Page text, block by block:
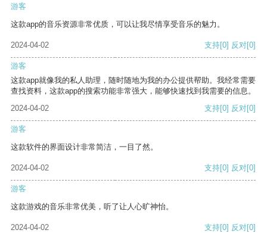
游客
这款app的音乐资源非常优质，可以让我尽情享受音乐的魅力。
2024-04-02 支持[0] 反对[0]
游客
这款app就像我的私人助理，随时随地为我的办公提供帮助。我经常需要
查找资料，这款app的搜索功能非常强大，能够快速找到我需要的信息。
2024-04-02
支持[0] 反对[0]
游客
这款软件的界面设计非常简洁，一目了然。
2024-04-02 支持[0] 反对[0]
游客
这款游戏的音乐非常优美，听了让人心旷神怡。
2024-04-02 支持[0] 反对[0]